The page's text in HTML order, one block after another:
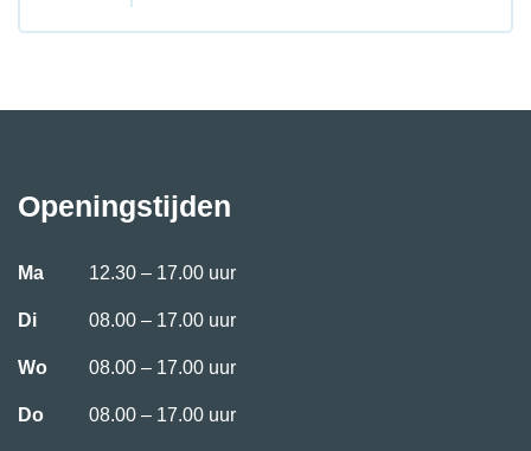
Openingstijden
Ma 12.30 – 17.00 uur
Di 08.00 – 17.00 uur
Wo 08.00 – 17.00 uur
Do 08.00 – 17.00 uur